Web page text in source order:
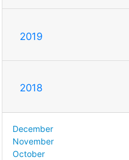
2019
2018
December
November
October